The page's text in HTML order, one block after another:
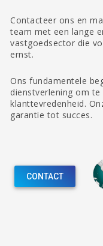
Contacteer ons en
team met een lange
vastgoedsector die
ernst.
Ons fundamentele
dienstverlening om
klanttevredenheid.
garantie tot succes.
CONTACT